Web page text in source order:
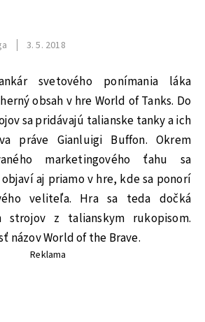
3. 5. 2018
svetového ponímania láka
obsah v hre World of Tanks. Do
sa pridávajú talianske tanky a ich
práve Gianluigi Buffon. Okrem
marketingového ťahu sa
aj priamo v hre, kde sa ponorí
veliteľa. Hra sa teda dočká
strojov z talianskym rukopisom.
názov World of the Brave.
Reklama